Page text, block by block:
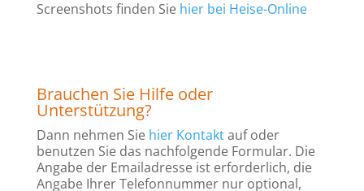
Screenshots finden Sie hier bei Heise-Online
Brauchen Sie Hilfe oder
Unterstützung?
Dann nehmen Sie hier Kontaktauf oder
benutzen Sie das nachfolgende Formular. Die
Angabe der Emailadresse ist erforderlich, die
Angabe Ihrer Telefonnummer nur optional,